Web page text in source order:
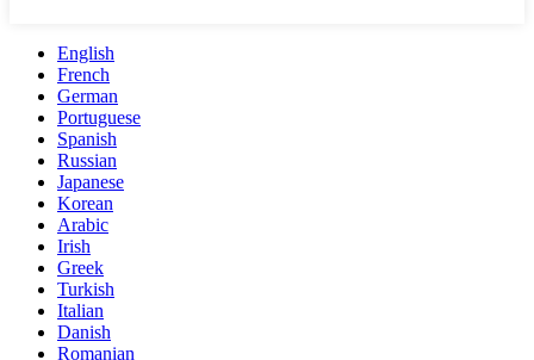
English
French
German
Portuguese
Spanish
Russian
Japanese
Korean
Arabic
Irish
Greek
Turkish
Italian
Danish
Romanian